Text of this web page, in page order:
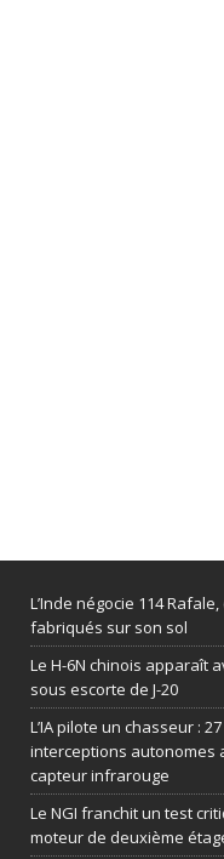
L’Inde négocie 114
fabriqués sur son sol
Le H-6N chinois apparaît
sous escorte de J-20
L’IA pilote un chasseur : 27
interceptions autonomes
capteur infrarouge
Le NGI franchit un test
moteur de deuxième